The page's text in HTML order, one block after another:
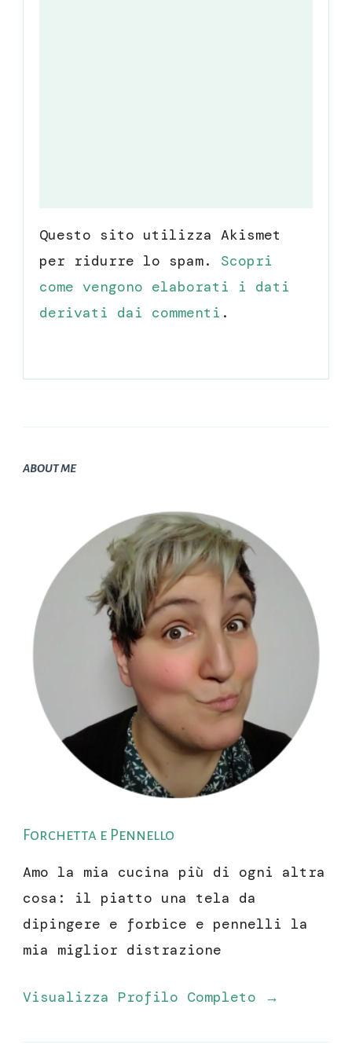
Questo sito utilizza Akismet
per ridurre lo spam. Scopri
come vengono elaborati i dati
derivati dai commenti .
ABOUT ME
Forchetta e Pennello
Amo la mia cucina più di ogni altra
cosa: il piatto una tela da
dipingere e forbice e pennelli la
mia miglior distrazione
Visualizza Profilo Completo →